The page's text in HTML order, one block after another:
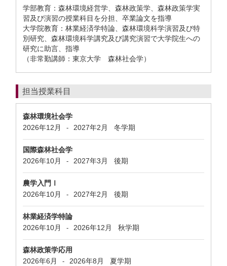
学部教育：森林環境経営学、森林政策学、森林政策学実
習及び演習の授業科目を分担、卒業論文を指導
大学院教育：林業経済学特論、森林環境科学演習及び特
別研究、森林環境科学講究及び講究演習で大学院生への
研究に助言、指導
（非常勤講師：東京大学 森林社会学）
担当授業科目
森林環境社会学
2026年12月
- 2027年2月 冬学期
国際森林社会学
2026年10月
- 2027年3月 後期
農学入門Ⅰ
2026年10月
- 2027年2月 後期
林業経済学特論
2026年10月
- 2026年12月 秋学期
森林政策学応用
2026年6月
- 2026年8月 夏学期